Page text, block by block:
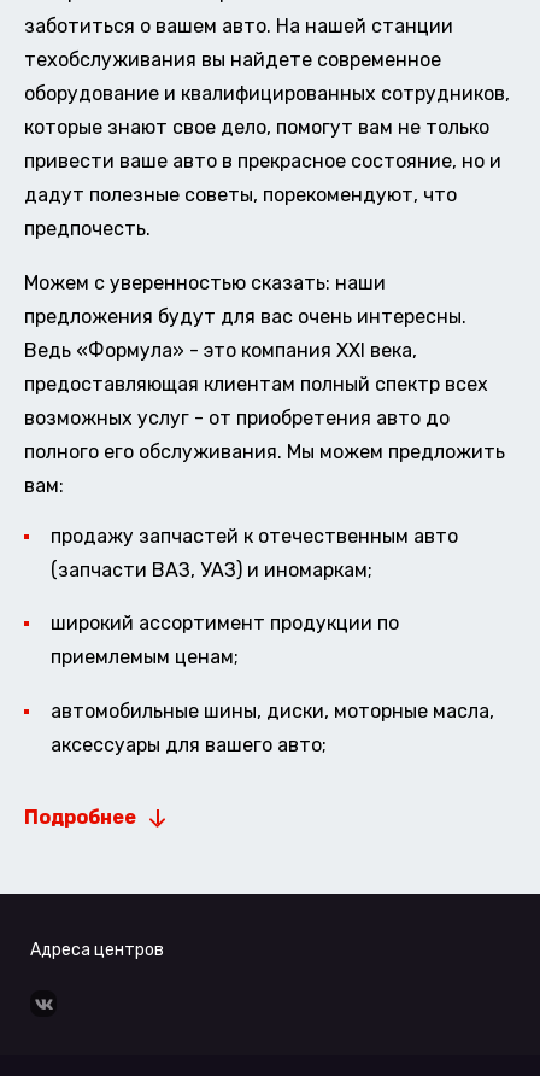
заботиться о вашем авто. На нашей станции
техобслуживания вы найдете современное
оборудование и квалифицированных сотрудников,
которые знают свое дело, помогут вам не только
привести ваше авто в прекрасное состояние, но и
дадут полезные советы, порекомендуют, что
предпочесть.
Можем с уверенностью сказать: наши
предложения будут для вас очень интересны.
Ведь «Формула» - это компания XXI века,
предоставляющая клиентам полный спектр всех
возможных услуг - от приобретения авто до
полного его обслуживания. Мы можем предложить
вам:
продажу запчастей к отечественным авто
(запчасти ВАЗ, УАЗ) и иномаркам;
широкий ассортимент продукции по
приемлемым ценам;
автомобильные шины, диски, моторные масла,
аксессуары для вашего авто;
Подробнее
Адреса центров